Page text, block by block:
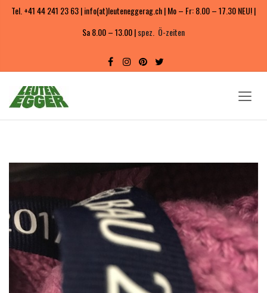
Tel. +41 44 241 23 63 | info(at)leuteneggerag.ch | Mo – Fr: 8.00 – 17.30 NEU! |
Sa 8.00 – 13.00 |spez. Ö-zeiten